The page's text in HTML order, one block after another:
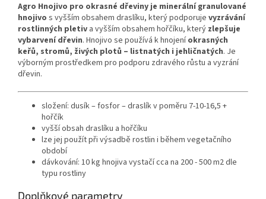
Agro Hnojivo pro okrasné dřeviny je minerální granulované
hnojivo s vyšším obsahem draslíku, který podporuje vyzrávání
rostlinných pletiv a vyšším obsahem hořčíku, který zlepšuje
vybarvení dřevin. Hnojivo se používá k hnojeníokrasných
keřů, stromů, živých plotů – listnatých i jehličnatých. Je
výborným prostředkem pro podporu zdravého růstu a vyzrání
dřevin.
složení: dusík – fosfor – draslík v poměru 7-10-16,5 +
hořčík
vyšší obsah draslíku a hořčíku
lze jej použít při výsadbě rostlin i během vegetačního
období
dávkování: 10 kg hnojiva vystačí cca na 200 - 500 m2 dle
typu rostliny
Doplňkové parametry